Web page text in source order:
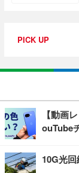
PICK UP
【動画
ouTube
10G光